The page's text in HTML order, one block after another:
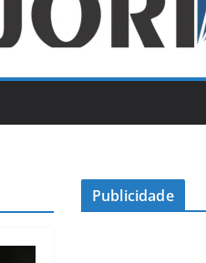
Publicidade